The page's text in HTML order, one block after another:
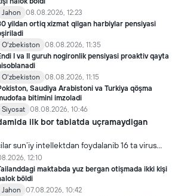
Jahon
08.08.2026, 12:23
yildan ortiq xizmat qilgan harbiylar pensiyasi
Oʻzbekiston
08.08.2026, 11:35
I va II guruh nogironlik pensiyasi proaktiv qayta
Oʻzbekiston
08.08.2026, 11:15
Saudiya Arabistoni va Turkiya qöşma
bitimini imzoladi
Siyosat 08.08.2026, 10:46
ilk bor tabiatda uçramaydigan
sun’iy intellektdan foydalanib 16 ta virus
yutuqlarga umid uyğotiş bilan birga,
foydalaniliş borasidagi xavotirlarni ham
12:10
maktabda yuz bergan otişmada ikki kişi
böldi
Jahon
07.08.2026, 10:42